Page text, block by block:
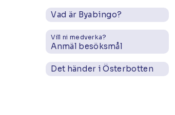
Vad är Byabingo?
Vill ni medverka?
Anmäl besöksmål
Det händer i Österbotten